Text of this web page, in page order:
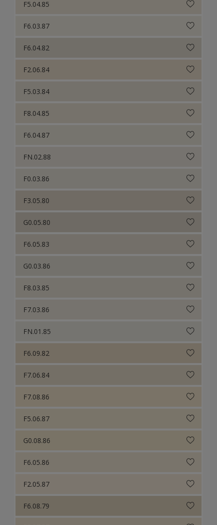
F5.04.85
F6.03.87
F6.04.82
F2.06.84
F5.03.84
F8.04.85
F6.04.87
FN.02.88
F0.03.86
F3.05.80
G0.05.80
F6.05.83
G0.03.86
F8.03.85
F7.03.86
FN.01.85
F6.09.82
F7.06.84
F7.08.86
F5.06.87
G0.08.86
F6.05.86
F2.05.87
F6.08.79